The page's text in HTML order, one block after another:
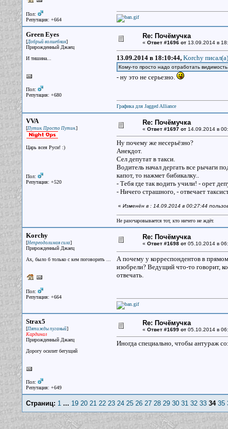
Пол:
Репутация: +664
Green Eyes
[Добрый волшебник]
Прирожденный Джаец
И тишина...
Пол:
Репутация: +680
Re: Почёмучка
« Ответ #1696 от13.09.2014 в
13.09.2014 в 18:10:44, Korchy писал(a)
Кому-то просто надо отработать
- ну это не серьезно.
Графика для Jagged Alliance
VVA
[Путин. Просто Путин.]
Царь всея Руси! :)
Пол:
Репутация: +520
Re: Почёмучка
« Ответ #1697 от14.09.2014 в
Ну почему же несерьёзно?
Анекдот.
Сел депутат в такси.
Водитель начал дергать все рычаги
капот, то нажмет бибикалку..
- Тебя где так водить учили! - орет
- Ничего страшного, - отвечает
« Изменён в : 14.09.2014 в 00:27:44
Не разочаровывается тот, кто ничего не ждёт.
Korchy
[Непреодолимая сила]
Прирожденный Джаец
Ах, было б только с кем поговорить ...
Пол:
Репутация: +664
Re: Почёмучка
« Ответ #1698 от05.10.2014 в
А почему у корреспондентов в
изобрели? Ведущий что-то говорит,
отвечать.
Strax5
[Пятижды пуганый]
Кардинал
Прирожденный Джаец
Дорогу осилит бегущий
Пол:
Репутация: +649
Re: Почёмучка
« Ответ #1699 от05.10.2014 в
Иногда специально, чтобы антураж
Страниц: 1... 19 20 21 22 23 24 25 26 27 28 29 30 31 32 33 34 35